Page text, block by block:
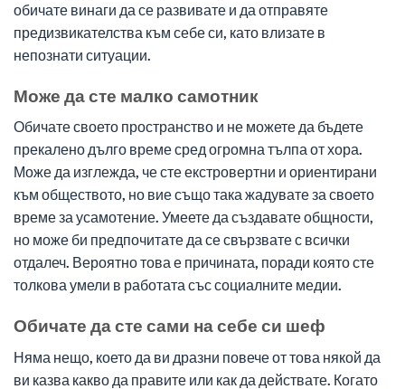
обичате винаги да се развивате и да отправяте
предизвикателства към себе си, като влизате в
непознати ситуации.
Може да сте малко самотник
Обичате своето пространство и не можете да бъдете
прекалено дълго време сред огромна тълпа от хора.
Може да изглежда, че сте екстровертни и ориентирани
към обществото, но вие също така жадувате за своето
време за усамотение. Умеете да създавате общности,
но може би предпочитате да се свързвате с всички
отдалеч. Вероятно това е причината, поради която сте
толкова умели в работата със социалните медии.
Обичате да сте сами на себе си шеф
Няма нещо, което да ви дразни повече от това някой да
ви казва какво да правите или как да действате. Когато